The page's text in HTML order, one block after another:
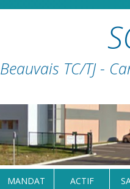
Beauvais TC/TJ -
MANDAT ACTIF